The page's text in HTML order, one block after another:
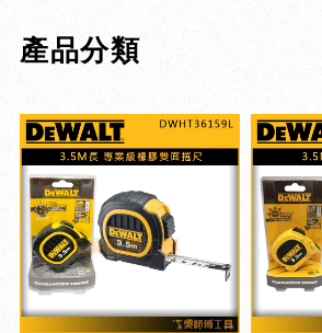
產品分類